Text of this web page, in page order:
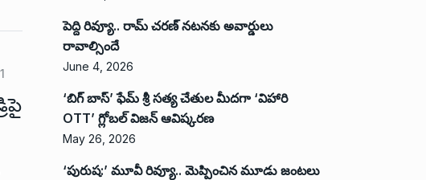
పెద్ది రివ్యూ.. రామ్ చరణ్ నటనకు అవార్డులు
రావాల్సిందే
June 4, 2026
‘బిగ్ బాస్’ ఫేమ్ శ్రీ సత్య చేతుల మీదగా ‘విహారి
OTT’ గ్లోబల్ విజన్ ఆవిష్కరణ
May 26, 2026
‘పురుష:’ మూవీ రివ్యూ.. మెప్పించిన మూడు జంటలు